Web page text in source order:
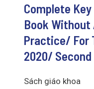
Complete
Book Without
Practice/ For
2020/
Sách giáo khoa